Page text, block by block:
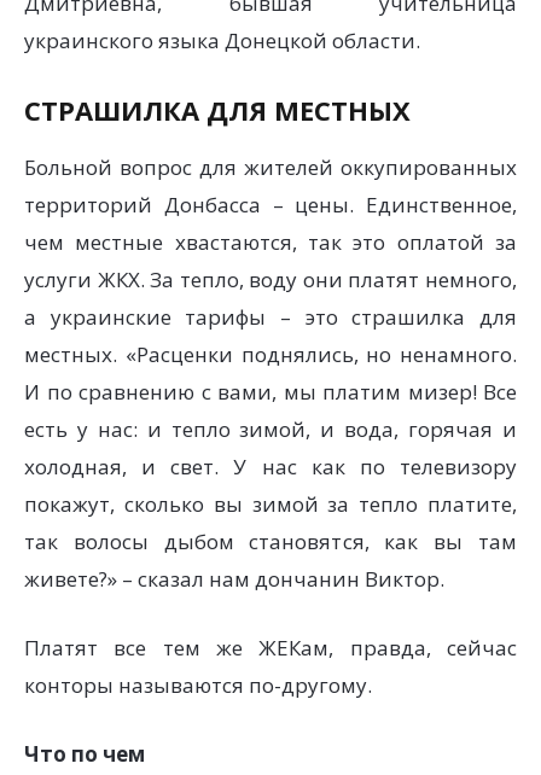
украинского языка Донецкой области.
СТРАШИЛКА ДЛЯ МЕСТНЫХ
Больной вопрос для жителей оккупированных
территорий Донбасса – цены. Единственное,
чем местные хвастаются, так это оплатой за
услуги ЖКХ. За тепло, воду они платят немного,
а украинские тарифы – это страшилка для
местных. «Расценки поднялись, но ненамного.
И по сравнению с вами, мы платим мизер! Все
есть у нас: и тепло зимой, и вода, горячая и
холодная, и свет. У нас как по телевизору
покажут, сколько вы зимой за тепло платите,
так волосы дыбом становятся, как вы там
живете?» – сказал нам дончанин Виктор.
Платят все тем же ЖЕКам, правда, сейчас
конторы называются по-другому.
Что по чем